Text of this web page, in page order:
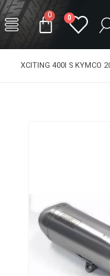
0
0